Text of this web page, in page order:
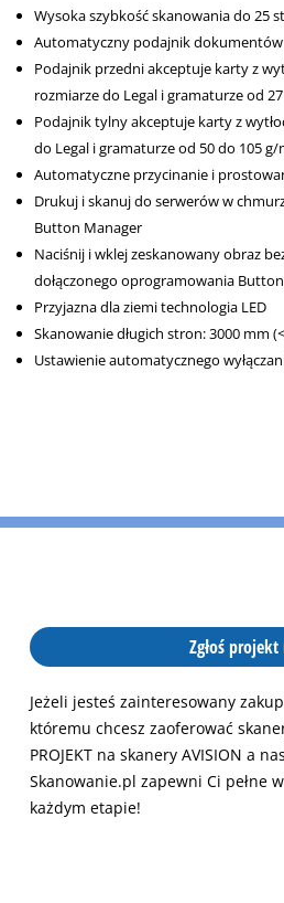
Wysoka szybkość skanowania do 25
Automatyczny podajnik dokumentów
Podajnik przedni akceptuje karty z
rozmiarze do Legal i gramaturze od
Podajnik tylny akceptuje karty z
do Legal i gramaturze od 50 do 105 g/
Automatyczne przycinanie i
Drukuj i skanuj do serwerów w
Button Manager
Naciśnij i wklej zeskanowany obraz
dołączonego oprogramowania
Przyjazna dla ziemi technologia LED
Skanowanie długich stron: 3000 mm
Ustawienie automatycznego
Zgłoś
Jeżeli jesteś zainteresowany
któremu chcesz zaoferować
PROJEKT na skanery AVISION a
Skanowanie.pl zapewni Ci pełne
każdym etapie!